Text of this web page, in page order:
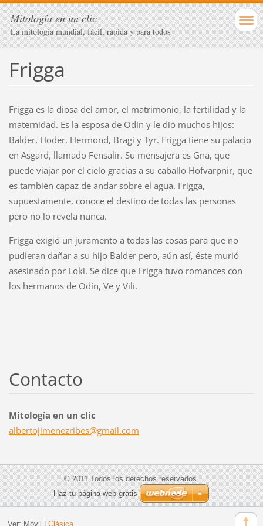
Mitología en un clic
La mitología mundial, fácil, rápida y para todos
Frigga
Frigga es la diosa del amor, el matrimonio, la fertilidad y la
maternidad. Es la esposa de Odín y le dió muchos hijos:
Balder, Hoder, Hermond, Bragi y Tyr. Frigga tiene su palacio
en Asgard, llamado Fensalir. Su mensajera es Gna, que
puede viajar por el cielo gracias a su caballo Hofvarpnir, que
es también capaz de andar sobre el agua. Frigga,
supuestamente, conoce el destino de todas las personas
pero no lo revela nunca.
Frigga exigió un juramento a todas las cosas para que no
pudieran dañar a su hijo Balder pero, aún así, éste murió
asesinado por Loki. Se dice que Frigga tuvo romances con
los hermanos de Odín, Ve y Vili.
Contacto
Mitología en un clic
albertojimenezribes@gmail.com
© 2011 Todos los derechos reservados.
Haz tu página web gratis
Ver: Móvil Clásica